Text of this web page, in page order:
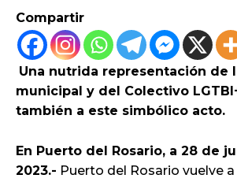
Compartir
Una nutrida representación de
municipal y del Colectivo
también a este simbólico acto.
En Puerto del Rosario, a 28 de
2023.- Puerto del Rosario vuelve